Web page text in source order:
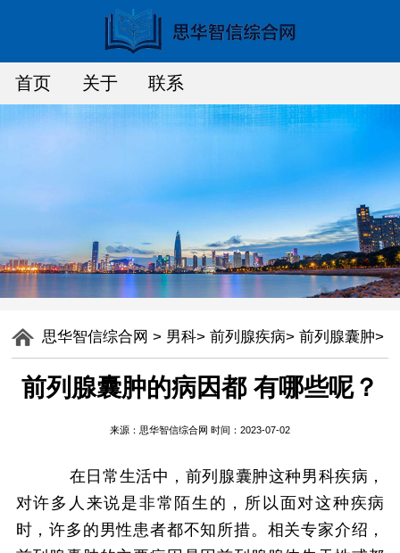
首页 关于 联系
思华智信综合网 > 男科>前列腺疾病>前列腺囊肿>
前列腺囊肿的病因都 有哪些呢？
来源： 思华智信综合网 时间：2023-07-02
在日常生活中，前列腺囊肿这种男科疾病，
对许多人来说是非常陌生的，所以面对这种疾病
时，许多的男性患者都不知所措。相关专家介绍，